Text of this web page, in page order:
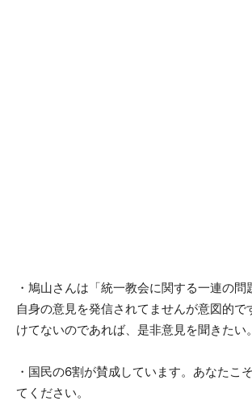
・鳩山さんは「統一教会に関する一連の
自身の意見を発信されてませんが意図的で
けてないのであれば、是非意見を聞きたい。
・国民の6割が賛成しています。あなたこ
てください。